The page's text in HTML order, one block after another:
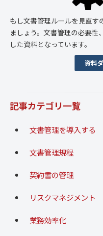
もし文書管理ルールを見直
ましょう。文書管理の必要
した資料となっています。
資料
記事カテゴリ一覧
文書管理を導入する
文書管理規程
契約書の管理
リスクマネジメント
業務効率化